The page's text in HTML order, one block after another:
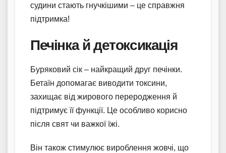
судини стають гнучкішими – це справжня
підтримка!
Печінка й детоксикація
Буряковий сік – найкращий друг печінки.
Бетаїн допомагає виводити токсини,
захищає від жирового переродження й
підтримує її функції. Це особливо корисно
після свят чи важкої їжі.
Він також стимулює вироблення жовчі, що